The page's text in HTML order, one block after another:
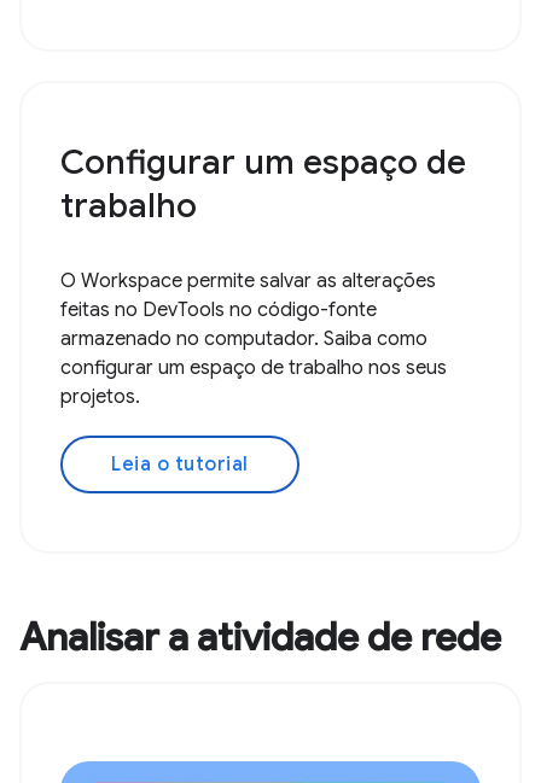
Configurar um espaço de
trabalho
O Workspace permite salvar as alterações
feitas no DevTools no código-fonte
armazenado no computador. Saiba como
configurar um espaço de trabalho nos seus
projetos.
Leia o tutorial
Analisar a atividade de rede